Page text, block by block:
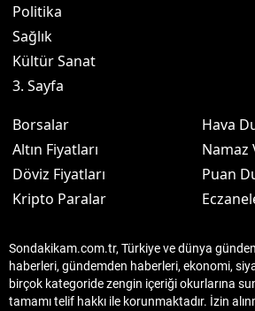
Politika
Sağlık
Kültür Sanat
3. Sayfa
Borsalar
Altın Fiyatları
Döviz Fiyatları
Kripto Paralar
Hava
Namaz
Puan
Sondakikam.com.tr, Türkiye ve dünya
haberleri, gündemden haberleri, ekonomi,
birçok kategoride zengin içeriği okurlarına
tamamı telif hakkı ile korunmaktadır. İzin